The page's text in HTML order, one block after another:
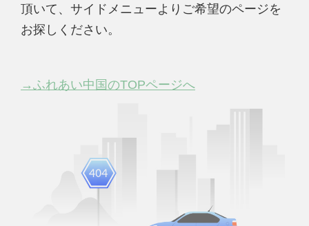
頂いて、サイドメニューよりご希望のページを
お探しください。
→ふれあい中国のTOPページへ